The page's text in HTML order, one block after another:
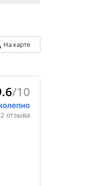
На карте
/10
отзыва